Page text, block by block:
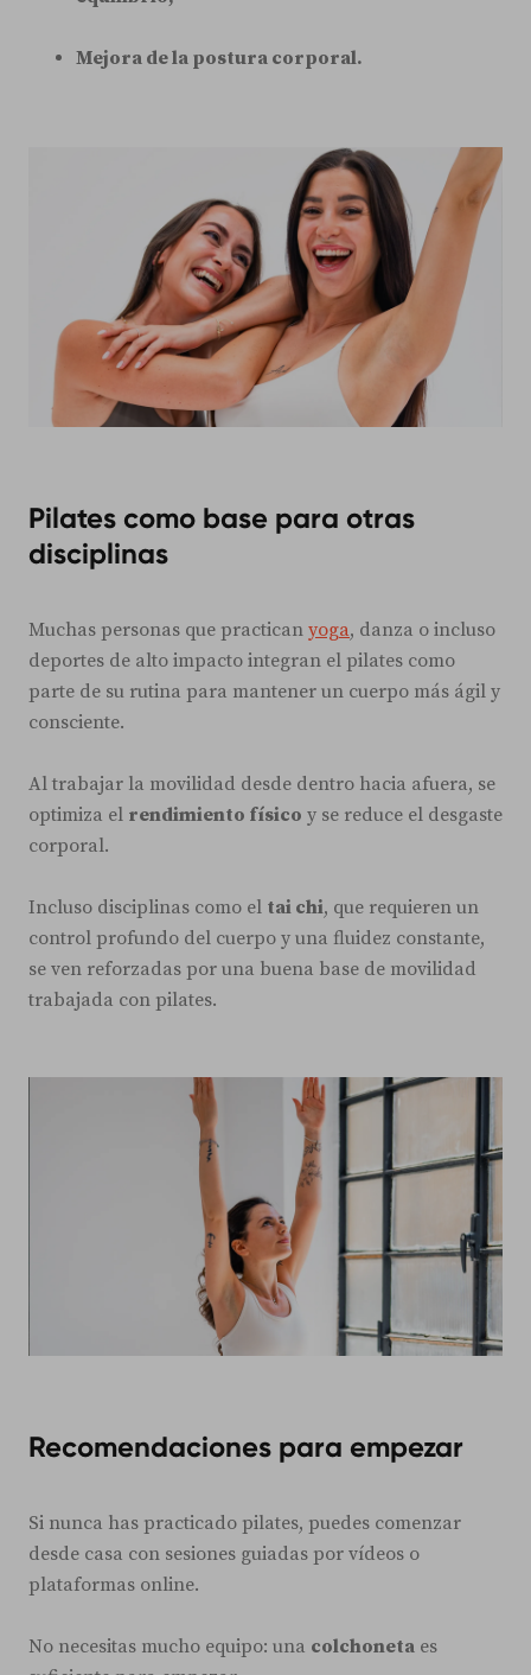
Mejora de la postura corporal.
Pilates como base para otras
disciplinas
Muchas personas que practican yoga, danza o incluso
deportes de alto impacto integran el pilates como
parte de su rutina para mantener un cuerpo más ágil y
consciente.
Al trabajar la movilidad desde dentro hacia afuera, se
optimiza el rendimiento físico y se reduce el desgaste
corporal.
Incluso disciplinas como el tai chi, que requieren un
control profundo del cuerpo y una fluidez constante,
se ven reforzadas por una buena base de movilidad
trabajada con pilates.
Recomendaciones para empezar
Si nunca has practicado pilates, puedes comenzar
desde casa con sesiones guiadas por vídeos o
plataformas online.
No necesitas mucho equipo: una colchoneta es